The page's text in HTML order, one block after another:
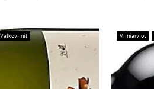
Valkoviinit Viiniarviot